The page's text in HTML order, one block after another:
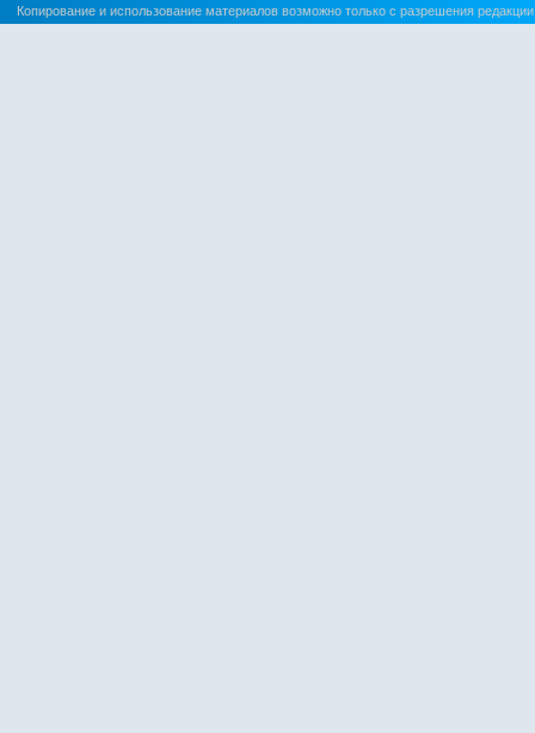
Копирование и использование материалов возможно только с разрешения